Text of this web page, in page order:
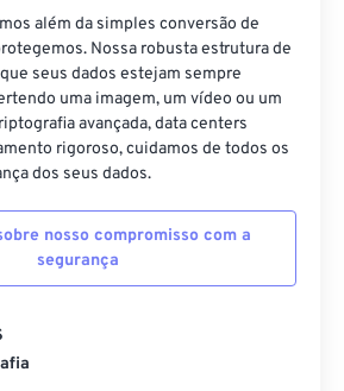
além da simples conversão de
Nossa robusta estrutura de
seus dados estejam sempre
uma imagem, um vídeo ou um
avançada, data centers
rigoroso, cuidamos de todos os
dos seus dados.
nosso compromisso com a
segurança